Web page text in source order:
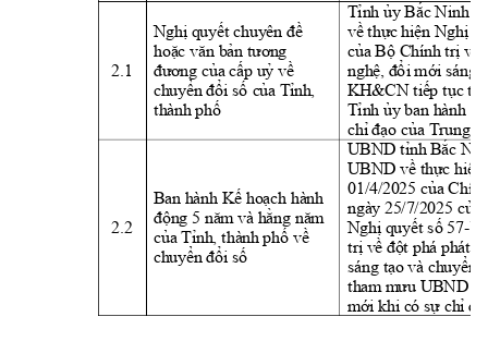
2.1
Nghị quyết chuyên đề
hoặc văn bản tương
đương của cấp uỷ về
chuyển đổi số của Tỉnh
thành phố
Tỉnh ủy Bắc Ninh
về thực hiện Nghị
của Bộ Chính trị về
nghệ, đổi mới sáng
KH&CN tiếp tục
Tỉnh ủy ban hành
chỉ đạo của Trung
2.2
Ban hành Kế hoạch hành
động 5 năm và hằng năm
của Tỉnh , thành phố về
chuyển đổi số
UBND tỉnh Bắc N
UBND về thực
01/4/2025 của
ngày 25/7/2025 của
Nghị quyết số 57-
trị về đột phá phát t
sáng tạo và chuyển
tham mưu UBND t
mới khi có sự chỉ đ